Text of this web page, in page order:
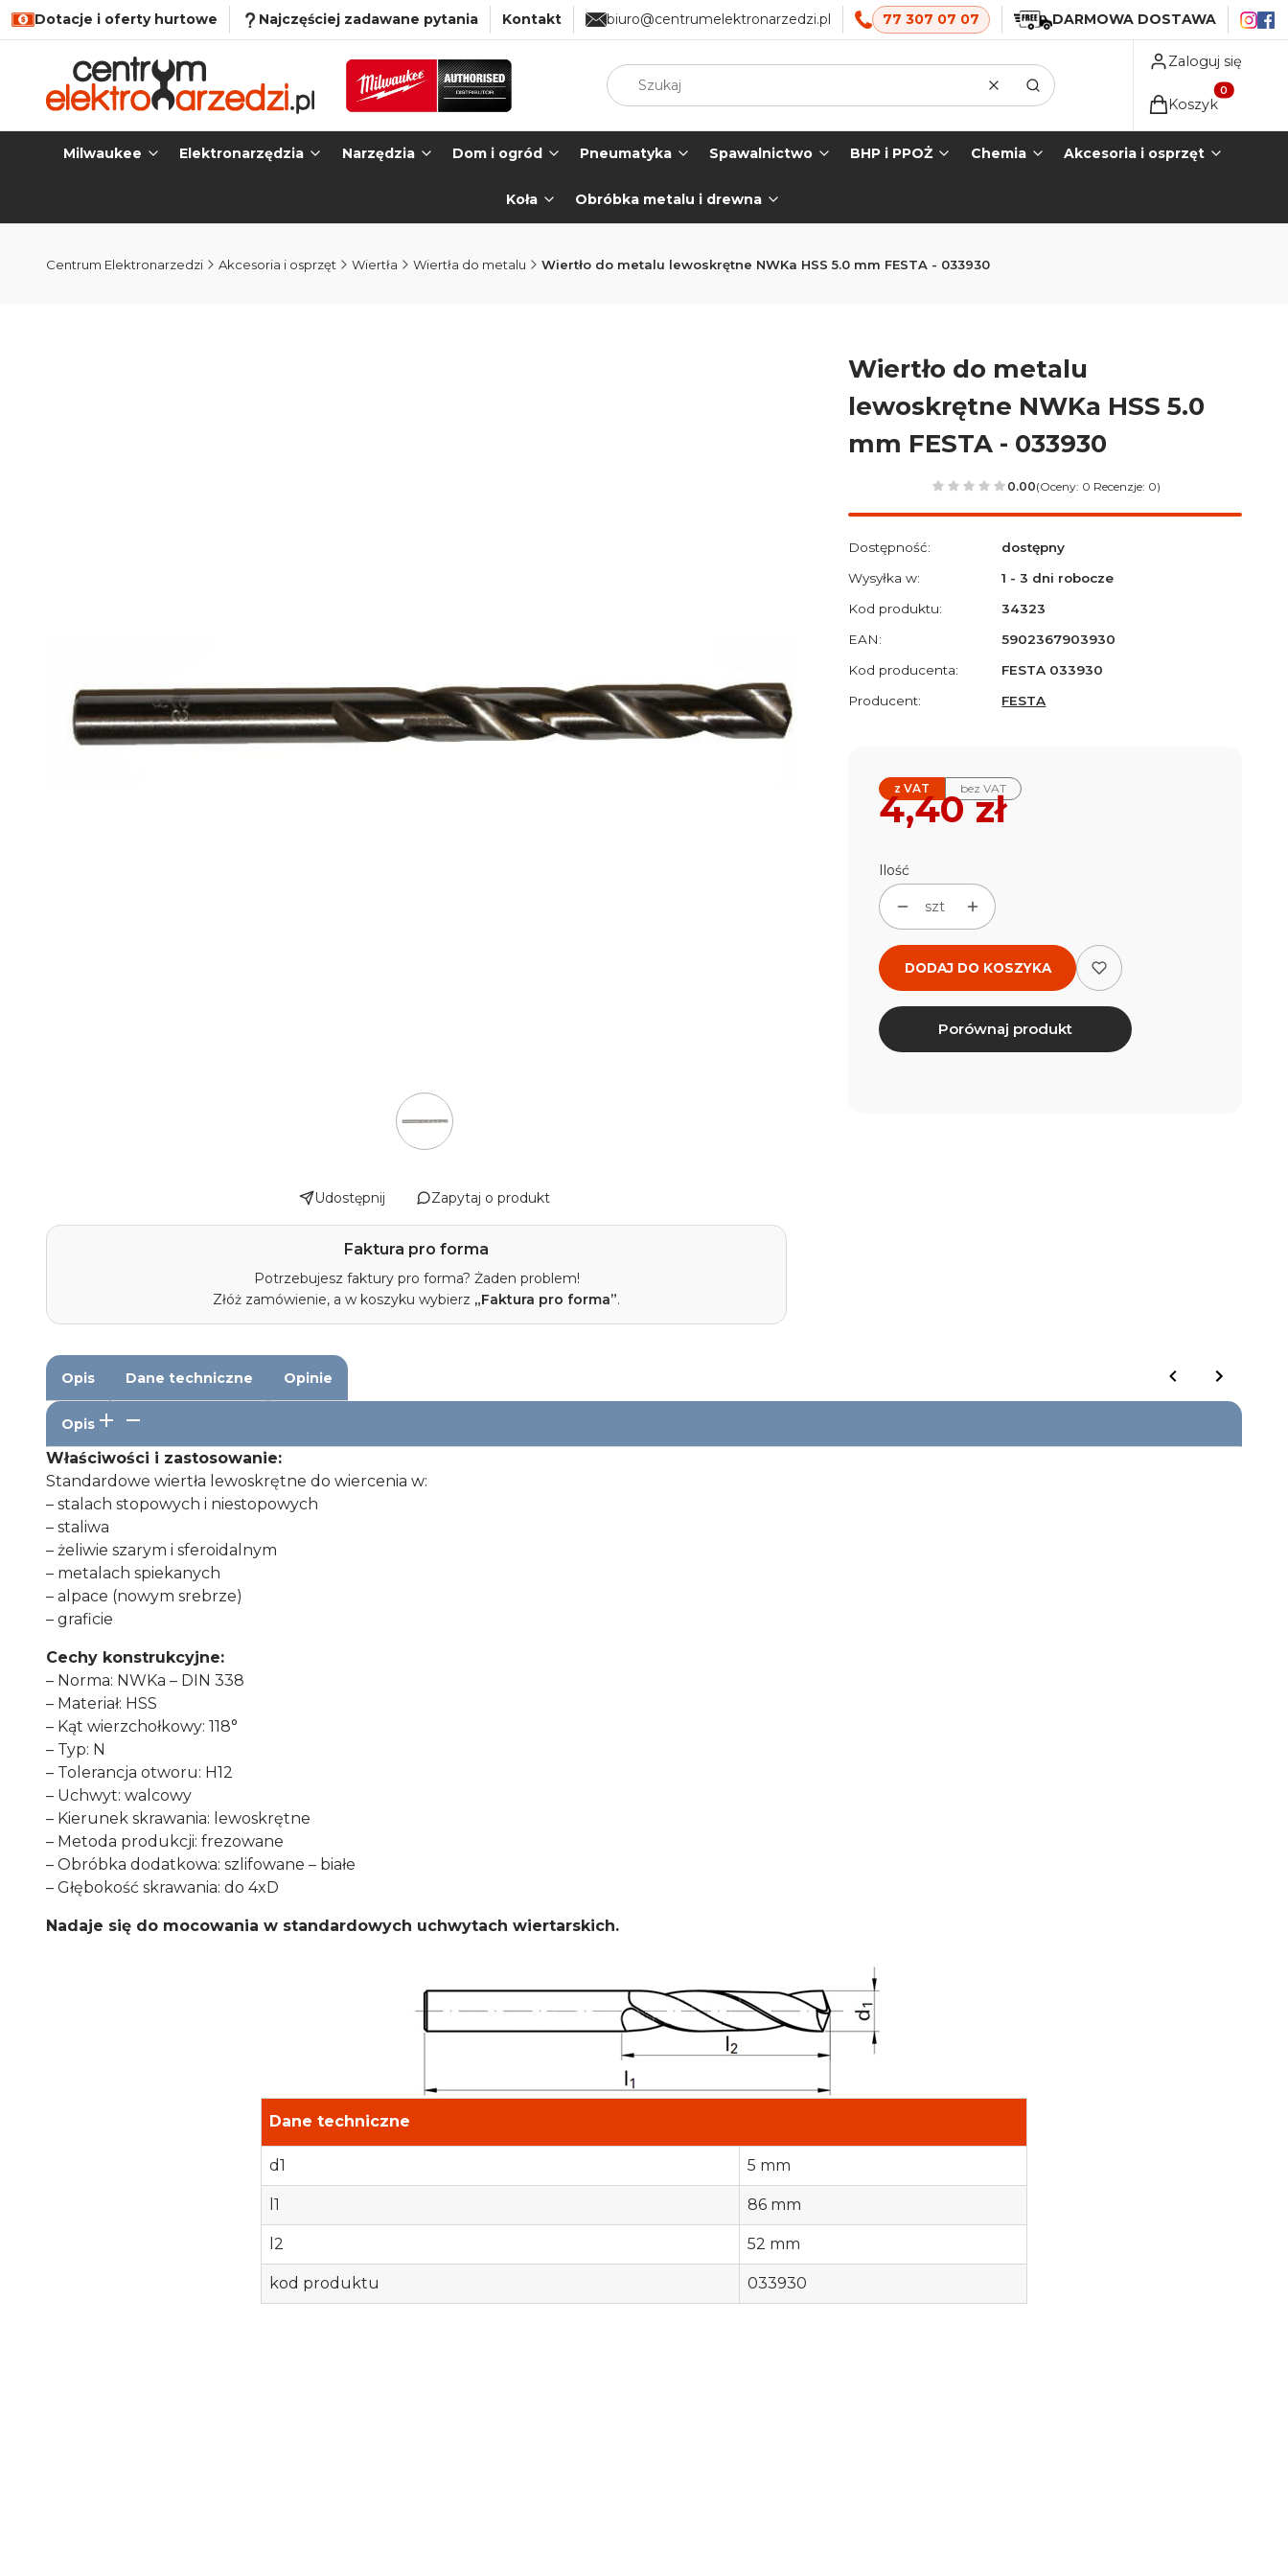
Dotacje i oferty hurtowe Najczęściej zadawane pytania Kontakt biuro@centrumelektronarzedzi.pl 77 307 07 07 DARMOWA DOSTAWA
Wyczyść
Szukaj
Zaloguj się
Produkty w
Koszyk
Milwaukee Elektronarzędzia Narzędzia Dom i ogród Pneumatyka Spawalnictwo BHP i PPOŻ Chemia Akcesoria i osprzęt
Koła Obróbka metalu i drewna
Centrum Elektronarzedzi Akcesoria i osprzęt Wiertła Wiertła do metalu Wiertło do metalu lewoskrętne NWKa HSS 5.0 mm FESTA - 033930
Udostępnij Zapytaj o produkt
Faktura pro forma
Potrzebujesz faktury pro forma? Żaden problem!
Złóż zamówienie, a w koszyku wybierz „Faktura pro forma”.
Wiertło do metalu
lewoskrętne NWKa HSS 5.0
mm FESTA - 033930
0.00(Oceny: 0 Recenzje: 0)
Dostępność:
dostępny
Wysyłka w:
1 - 3 dni robocze
Kod produktu:
34323
EAN:
5902367903930
Kod producenta:
FESTA 033930
Producent:
FESTA
z VAT bez VAT
Cena
4,40 zł
Ilość
szt
DODAJ DO KOSZYKA
Porównaj produkt
Opis Dane techniczne Opinie
Opis
Właściwości i zastosowanie:
Standardowe wiertła lewoskrętne do wiercenia w:
– stalach stopowych i niestopowych
– staliwa
– żeliwie szarym i sferoidalnym
– metalach spiekanych
– alpace (nowym srebrze)
– graficie
Cechy konstrukcyjne:
– Norma: NWKa – DIN 338
– Materiał: HSS
– Kąt wierzchołkowy: 118°
– Typ: N
– Tolerancja otworu: H12
– Uchwyt: walcowy
– Kierunek skrawania: lewoskrętne
– Metoda produkcji: frezowane
– Obróbka dodatkowa: szlifowane – białe
– Głębokość skrawania: do 4xD
Nadaje się do mocowania w standardowych uchwytach wiertarskich.
Dane techniczne
d1 5 mm
l1 86 mm
l2 52 mm
kod produktu 033930